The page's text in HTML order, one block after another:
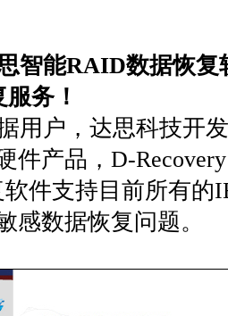
智能RAID数据恢复
务！
用户，达思科技开
件产品，D-
件支持目前所有的
感数据恢复问题。